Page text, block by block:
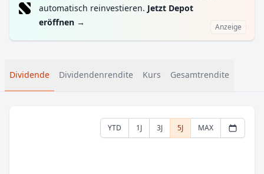
automatisch reinvestieren. Jetzt Depot
eröffnen → Anzeige
Dividende Dividendenrendite Kurs Gesamtrendite
YTD 1J 3J 5J MAX